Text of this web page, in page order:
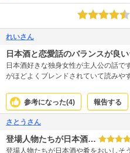
れいさん
日本酒と恋愛話のバランスが良
日本酒好きな独身女性が主人公の話で
がほどよくブレンドされていて読みや
参考になった(4) 報告する
さとうさん
登場人物たちが日本酒…
登場人物たちが日本酒や肴をおいしそ